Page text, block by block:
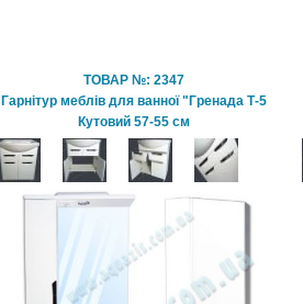
ТОВАР №: 2347
Гарнітур меблів для ванної "Гренада Т-5
Кутовий 57-55 см